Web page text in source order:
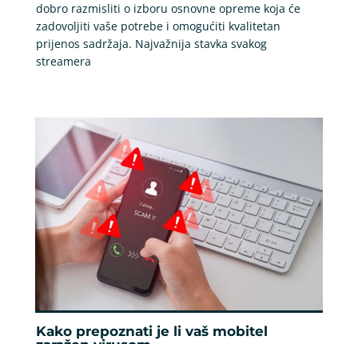
dobro razmisliti o izboru osnovne opreme koja će
zadovoljiti vaše potrebe i omogućiti kvalitetan
prijenos sadržaja. Najvažnija stavka svakog
streamera
Kako prepoznati je li vaš mobitel